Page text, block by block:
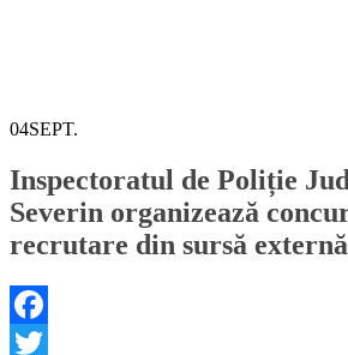
04SEPT.
Inspectoratul de Poliție
Severin organizează
recrutare din sursă externă
Facebook